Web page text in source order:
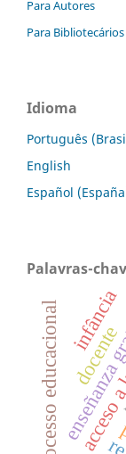
Para Autores
Para Bibliotecários
Idioma
Português
English
Español
Palavras-
docente
infância
processo educacional